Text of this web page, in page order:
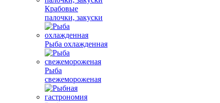
Крабовые
палочки, закуски
Рыба охлажденная
Рыба
свежемороженая